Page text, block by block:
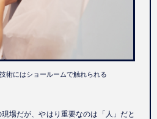
術にはショールームで触れられる
場だが、やはり重要なのは「人」だと